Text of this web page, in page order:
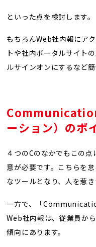
といった点を検討します。
もちろんWeb社内報にア
トや社内ポータルサイト
ルサインオンにするなど
ーション）のポ
４つのCのなかでもこの
意が必要です。こちらを
なツールとなり、人を惹き
一方で、「
Web社内報は、従業員か
傾向にあります。